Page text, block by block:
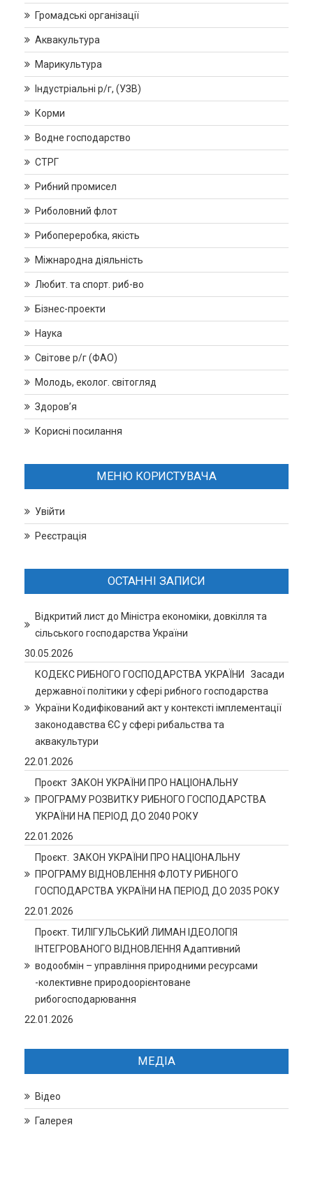
Громадські організації
Аквакультура
Марикультура
Індустріальні р/г, (УЗВ)
Корми
Водне господарство
СТРГ
Рибний промисел
Риболовний флот
Рибопереробка, якість
Міжнародна діяльність
Любит. та спорт. риб-во
Бізнес-проекти
Наука
Світове р/г (ФАО)
Молодь, еколог. світогляд
Здоров’я
Корисні посилання
МЕНЮ КОРИСТУВАЧА
Увійти
Реєстрація
ОСТАННІ ЗАПИСИ
Відкритий лист до Міністра економіки, довкілля та
сільського господарства України
30.05.2026
КОДЕКС РИБНОГО ГОСПОДАРСТВА УКРАЇНИ Засади
державної політики у сфері рибного господарства
України Кодифікований акт у контексті імплементації
законодавства ЄС у сфері рибальства та
аквакультури
22.01.2026
Проєкт ЗАКОН УКРАЇНИ ПРО НАЦІОНАЛЬНУ
ПРОГРАМУ РОЗВИТКУ РИБНОГО ГОСПОДАРСТВА
УКРАЇНИ НА ПЕРІОД ДО 2040 РОКУ
22.01.2026
Проєкт. ЗАКОН УКРАЇНИ ПРО НАЦІОНАЛЬНУ
ПРОГРАМУ ВІДНОВЛЕННЯ ФЛОТУ РИБНОГО
ГОСПОДАРСТВА УКРАЇНИ НА ПЕРІОД ДО 2035 РОКУ
22.01.2026
Проєкт. ТИЛІГУЛЬСЬКИЙ ЛИМАН ІДЕОЛОГІЯ
ІНТЕГРОВАНОГО ВІДНОВЛЕННЯ Адаптивний
водообмін – управління природними ресурсами
-колективне природоорієнтоване
рибогосподарювання
22.01.2026
МЕДІА
Відео
Галерея